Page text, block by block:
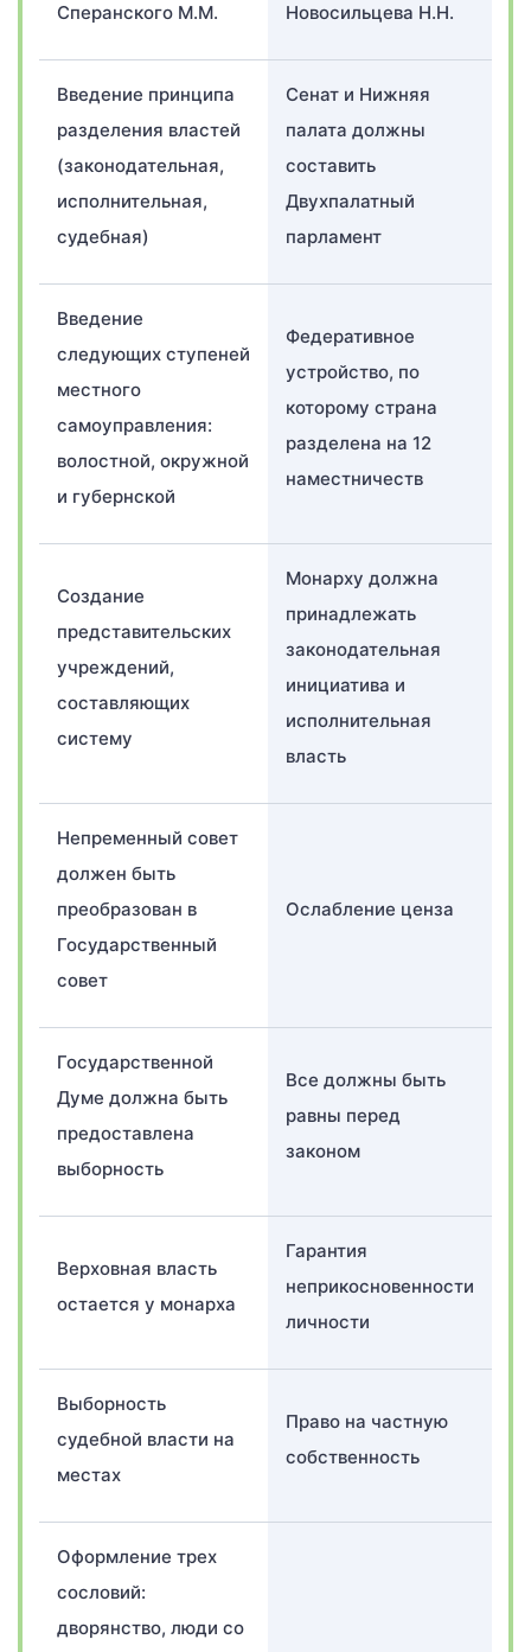
Сперанского М.М.
Новосильцева Н.Н.
Введение принципа
разделения властей
(законодательная,
исполнительная,
судебная)
Сенат и Нижняя
палата должны
составить
Двухпалатный
парламент
Введение
следующих ступеней
местного
самоуправления:
волостной, окружной
и губернской
Федеративное
устройство, по
которому страна
разделена на 12
наместничеств
Создание
представительских
учреждений,
составляющих
систему
Монарху должна
принадлежать
законодательная
инициатива и
исполнительная
власть
Непременный совет
должен быть
преобразован в
Государственный
совет
Ослабление ценза
Государственной
Думе должна быть
предоставлена
выборность
Все должны быть
равны перед
законом
Верховная власть
остается у монарха
Гарантия
неприкосновенности
личности
Выборность
судебной власти на
местах
Право на частную
собственность
Оформление трех
сословий:
дворянство, люди со